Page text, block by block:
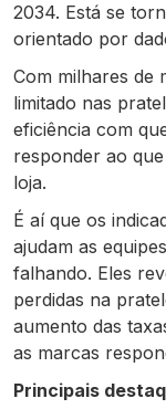
2034. Está se
orientado por
Com milhares de
limitado nas
eficiência com
responder ao
loja.
É aí que os
ajudam as
falhando. Eles
perdidas na
aumento das
as marcas
Principais